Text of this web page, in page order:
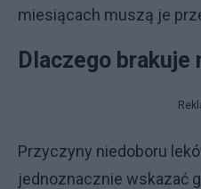
miesiącach muszą je
Dlaczego
Przyczyny niedoboru
jednoznacznie wskazać